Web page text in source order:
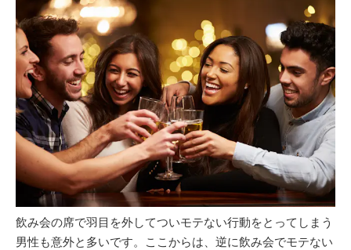
飲み会の席で羽目を外してついモテない行動をとってしまう
男性も意外と多いです。ここからは、逆に飲み会でモテない